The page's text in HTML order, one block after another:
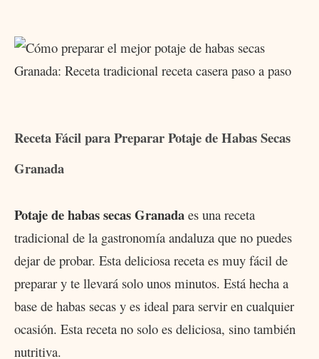
Receta Fácil para Preparar Potaje de Habas Secas
Granada
Potaje de habas secas Granada es una receta
tradicional de la gastronomía andaluza que no puedes
dejar de probar. Esta deliciosa receta es muy fácil de
preparar y te llevará solo unos minutos. Está hecha a
base de habas secas y es ideal para servir en cualquier
ocasión. Esta receta no solo es deliciosa, sino también
nutritiva.